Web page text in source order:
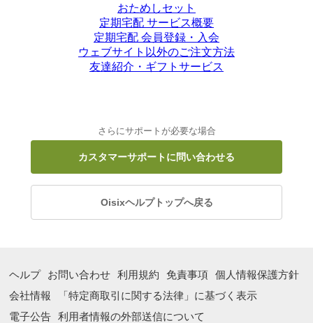
おためしセット
定期宅配 サービス概要
定期宅配 会員登録・入会
ウェブサイト以外のご注文方法
友達紹介・ギフトサービス